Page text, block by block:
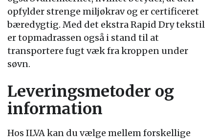
opfylder strenge miljøkrav og er certificeret
bæredygtig. Med det ekstra Rapid Dry tekstil
er topmadrassen også i stand til at
transportere fugt væk fra kroppen under
søvn.
Leveringsmetoder og
information
Hos ILVA kan du vælge mellem forskellige